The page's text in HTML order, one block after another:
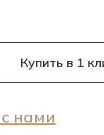
Купить в 1
нами